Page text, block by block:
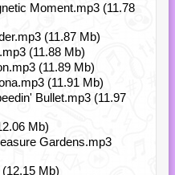
Moment.mp3 (11.78
(11.87 Mb)
(11.88 Mb)
(11.89 Mb)
(11.91 Mb)
Bullet.mp3 (11.97
Mb)
Gardens.mp3
Mb)